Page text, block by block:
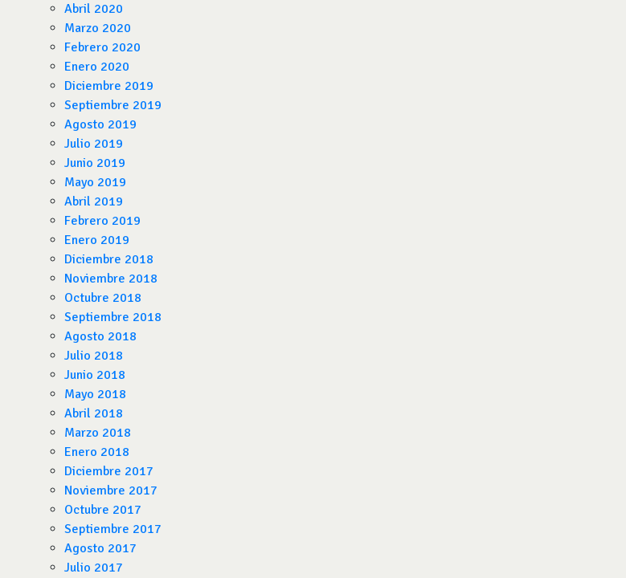
Abril 2020
Marzo 2020
Febrero 2020
Enero 2020
Diciembre 2019
Septiembre 2019
Agosto 2019
Julio 2019
Junio 2019
Mayo 2019
Abril 2019
Febrero 2019
Enero 2019
Diciembre 2018
Noviembre 2018
Octubre 2018
Septiembre 2018
Agosto 2018
Julio 2018
Junio 2018
Mayo 2018
Abril 2018
Marzo 2018
Enero 2018
Diciembre 2017
Noviembre 2017
Octubre 2017
Septiembre 2017
Agosto 2017
Julio 2017